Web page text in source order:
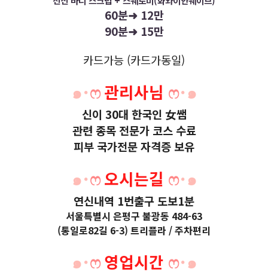
60분➜ 12만
90분➜ 15만
카드가능 (카드가동일)
๑˙ෆ관리사님 ෆ˙๑
신이 30대 한국인 女쌤
관련 종목 전문가 코스 수료
피부 국가전문 자격증 보유
๑˙ෆ오시는길 ෆ˙๑
연신내역 1번출구 도보1분
서울특별시 은평구 불광동 484-63
(통일로82길 6-3) 트리플라 /주차편리
๑˙ෆ영업시간 ෆ˙๑